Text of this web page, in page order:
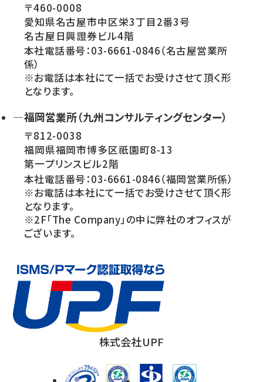
株式会社UPF
〒460-0008
愛知県名古屋市中区栄3丁目2番3号
名古屋日興證券ビル4階
本社電話番号：03-6661-0846（名古屋営業所
係）
※お電話は本社にて一括でお受けさせて頂く形
となります。
—福岡営業所（九州コンサルティングセンター）
〒812-0038
福岡県福岡市博多区祇園町8-13
第一プリンスビル2階
本社電話番号：03-6661-0846（福岡営業所係）
※お電話は本社にて一括でお受けさせて頂く形
となります。
※2F「The Company」の中に弊社のオフィスが
ございます。